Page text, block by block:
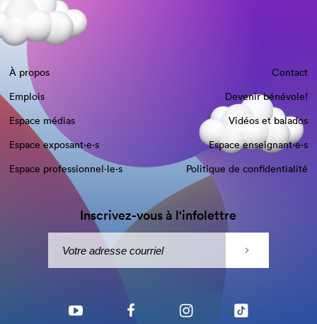
À propos
Contact
Emplois
Devenir bénévole!
Espace médias
Vidéos et balados
Espace exposant·e⋅s
Espace enseignant·e⋅s
Espace professionnel·le⋅s
Politique de confidentialité
Inscrivez-vous à l'infolettre